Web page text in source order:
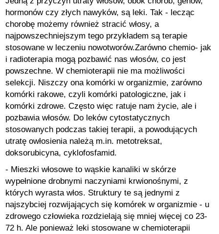
hormonów czy złych nawyków, są leki. Tak - lecząc
chorobę możemy również stracić włosy, a
najpowszechniejszym tego przykładem są terapie
stosowane w leczeniu nowotworów.Zarówno chemio- jak
i radioterapia mogą pozbawić nas włosów, co jest
powszechne. W chemioterapii nie ma możliwości
selekcji. Niszczy ona komórki w organizmie, zarówno
komórki rakowe, czyli komórki patologiczne, jak i
komórki zdrowe. Często więc ratuje nam życie, ale i
pozbawia włosów. Do leków cytostatycznych
stosowanych podczas takiej terapii, a powodujących
utratę owłosienia należą m.in. metotreksat,
doksorubicyna, cyklofosfamid.
- Mieszki włosowe to wąskie kanaliki w skórze
wypełnione drobnymi naczyniami krwionośnymi, z
których wyrasta włos. Struktury te są jednymi z
najszybciej rozwijających się komórek w organizmie - u
zdrowego człowieka rozdzielają się mniej więcej co 23-
72 h. Ale ponieważ leki stosowane w chemioterapii